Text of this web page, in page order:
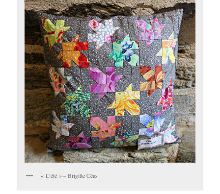
« L’été » – Brigitte Céas